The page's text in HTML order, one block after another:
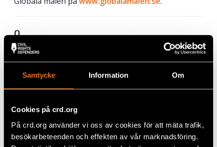
Samtycke Information Om
Cookies på crd.org
På crd.org använder vi oss av cookies för att mäta trafik,
besökarbeteenden och effekten av vår marknadsföring.
O
m
He
He
ro